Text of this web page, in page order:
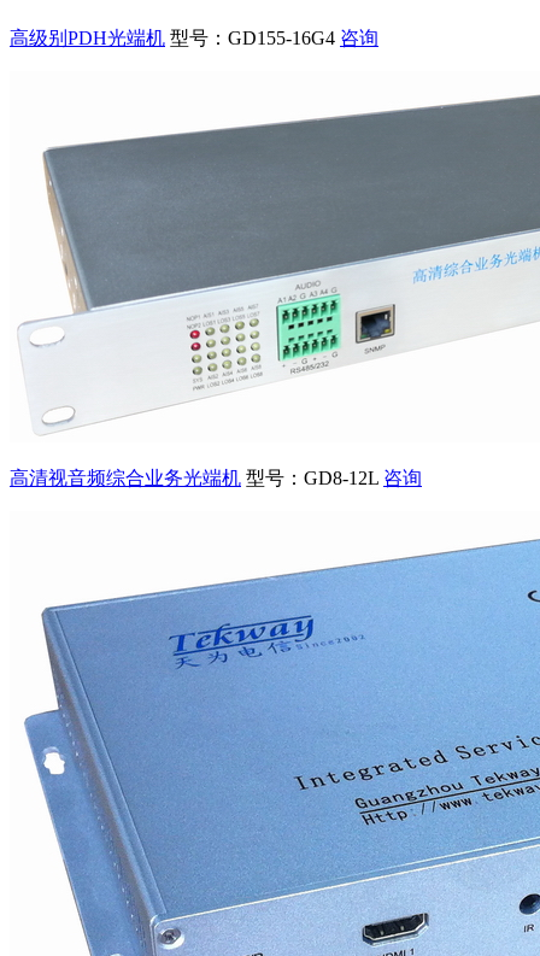
高级别PDH光端机 型号：GD155-16G4 咨询
高清视音频综合业务光端机 型号：GD8-12L 咨询